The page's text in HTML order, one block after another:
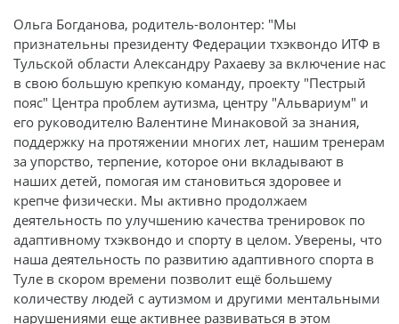
Ольга Богданова, родитель-волонтер: "Мы
признательны президенту Федерации тхэквондо ИТФ в
Тульской области Александру Рахаеву за включение нас
в свою большую крепкую команду, проекту "Пестрый
пояс" Центра проблем аутизма, центру "Альвариум" и
его руководителю Валентине Минаковой за знания,
поддержку на протяжении многих лет, нашим тренерам
за упорство, терпение, которое они вкладывают в
наших детей, помогая им становиться здоровее и
крепче физически. Мы активно продолжаем
деятельность по улучшению качества тренировок по
адаптивному тхэквондо и спорту в целом. Уверены, что
наша деятельность по развитию адаптивного спорта в
Туле в скором времени позволит ещё большему
количеству людей с аутизмом и другими ментальными
нарушениями еще активнее развиваться в этом